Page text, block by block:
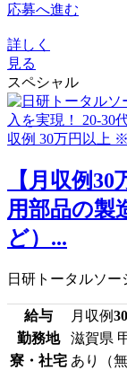
応募へ進む
詳しく
見る
スペシャル
【月収例
用部品の製
ど）...
日研トータルソ
給与 月収例
勤務地
滋賀県
寮・社宅 あり（無